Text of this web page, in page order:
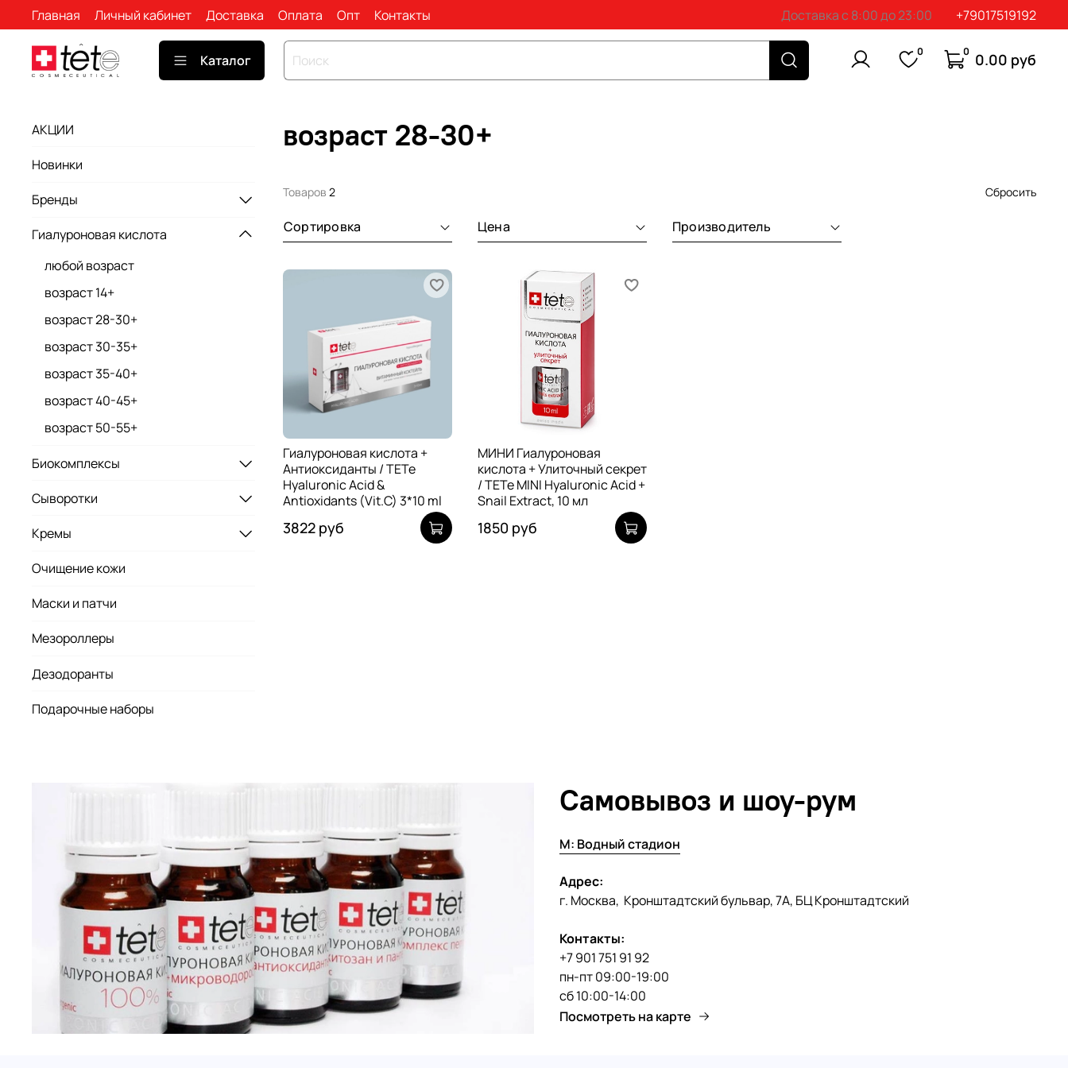
Главная Личный кабинет Доставка Оплата Опт Контакты Доставка с 8:00 до 23:00 +79017519192
Каталог
0 0 0.00 руб
возраст 28-30+
Товаров 2 Сбросить
Сортировка Цена Производитель
Гиалуроновая кислота +
Антиоксиданты / TETe
Hyaluronic Acid &
Antioxidants (Vit.C) 3*10 ml
3822 руб
МИНИ Гиалуроновая
кислота + Улиточный секрет
/ TETe MINI Hyaluronic Acid +
Snail Extract, 10 мл
1850 руб
АКЦИИ
Новинки
Бренды
Гиалуроновая кислота
любой возраст
возраст 14+
возраст 28-30+
возраст 30-35+
возраст 35-40+
возраст 40-45+
возраст 50-55+
Биокомплексы
Сыворотки
Кремы
Очищение кожи
Маски и патчи
Мезороллеры
Дезодоранты
Подарочные наборы
Самовывоз и шоу-рум
М: Водный стадион
Адрес:
г. Москва, Кронштадтский бульвар, 7А, БЦ Кронштадтский
Контакты:
+7 901 751 91 92
пн-пт 09:00-19:00
сб 10:00-14:00
Посмотреть на карте